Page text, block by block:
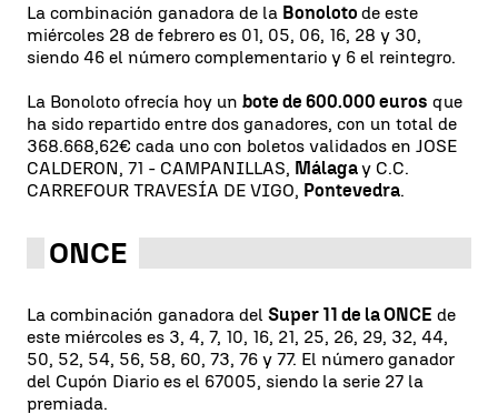
La combinación ganadora de la Bonoloto de este
miércoles 28 de febrero es 01, 05, 06, 16, 28 y 30,
siendo 46 el número complementario y 6 el reintegro.
La Bonoloto ofrecía hoy un bote de 600.000 euros que
ha sido repartido entre dos ganadores, con un total de
368.668,62€ cada uno con boletos validados en JOSE
CALDERON, 71 - CAMPANILLAS, Málagay C.C.
CARREFOUR TRAVESÍA DE VIGO, Pontevedra.
ONCE
La combinación ganadora del Super 11 de la ONCE de
este miércoles es 3, 4, 7, 10, 16, 21, 25, 26, 29, 32, 44,
50, 52, 54, 56, 58, 60, 73, 76 y 77. El número ganador
del Cupón Diario es el 67005, siendo la serie 27 la
premiada.